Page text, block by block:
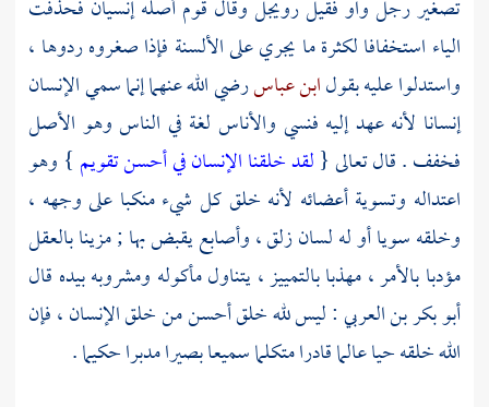
تصغير رجل واو فقيل رويجل وقال قوم أصله إنسيان فحذفت
الياء استخفافا لكثرة ما يجري على الألسنة فإذا صغروه ردوها ،
واستدلوا عليه بقولابن عباسرضي الله عنهما إنما سمي الإنسان
إنسانا لأنه عهد إليه فنسي والأناس لغة في الناس وهو الأصل
فخفف . قال تعالى {لقد خلقنا الإنسان في أحسن تقويم } وهو
اعتداله وتسوية أعضائه لأنه خلق كل شيء منكبا على وجهه ،
وخلقه سويا أو له لسان زلق ، وأصابع يقبض بها ; مزينا بالعقل
مؤدبا بالأمر ، مهذبا بالتمييز ، يتناول مأكوله ومشروبه بيده قال
أبو بكر بن العربي: ليس لله خلق أحسن من خلق الإنسان ، فإن
الله خلقه حيا عالما قادرا متكلما سميعا بصيرا مدبرا حكيما .